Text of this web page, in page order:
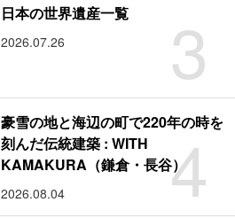
3
日本の世界遺産一覧
2026.07.26
4
豪雪の地と海辺の町で220年の時を
刻んだ伝統建築 : WITH
KAMAKURA（鎌倉・長谷）
2026.08.04